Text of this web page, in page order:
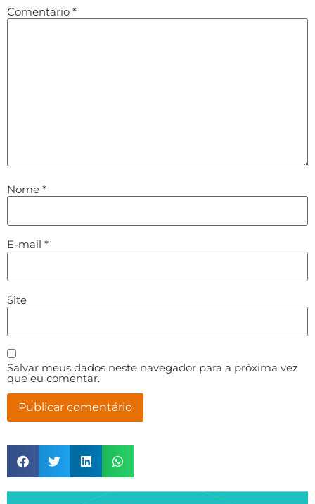
Comentário *
Nome *
E-mail *
Site
Salvar meus dados neste navegador para a próxima vez
que eu comentar.